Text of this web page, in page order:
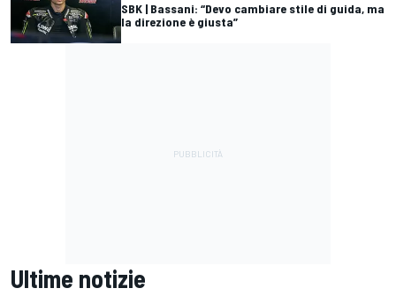
SBK | Bassani: “Devo cambiare stile di guida, ma
la direzione è giusta”
Ultime notizie